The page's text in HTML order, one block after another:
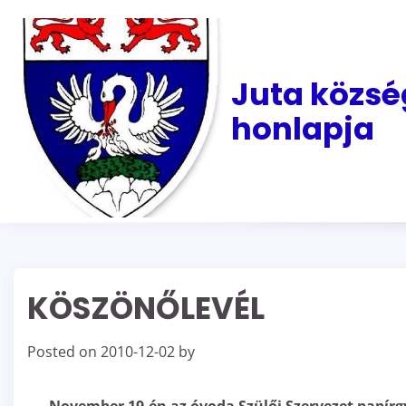
content
Juta
honlapja
KÖSZÖNŐLEVÉL
Posted on 2010-12-02 by